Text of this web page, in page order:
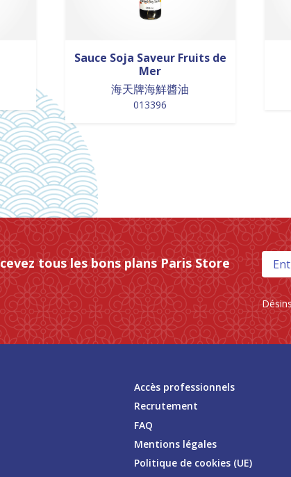
Sauce Soja Saveur Fruits de
Mer
海天牌海鮮醬油
013396
tous les bons plans Paris Store
Accès professionnels
Recrutement
FAQ
Mentions légales
Politique de cookies (UE)